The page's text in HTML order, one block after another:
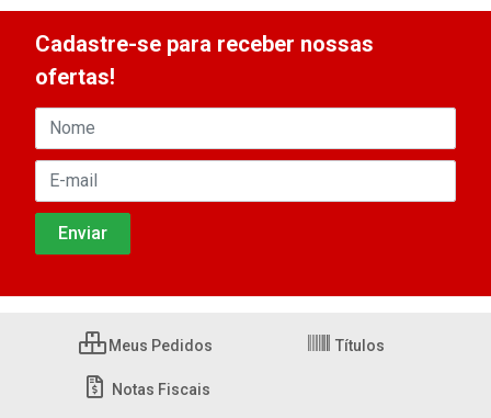
Cadastre-se para receber nossas
ofertas!
Meus Pedidos Títulos
Notas Fiscais